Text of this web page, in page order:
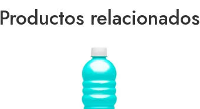
Productos relacionados